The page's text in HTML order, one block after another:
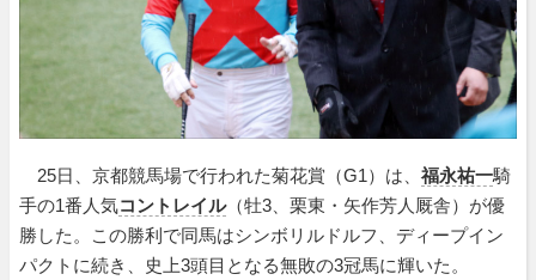
25日、京都競馬場で行われた菊花賞（G1）は、 福永祐一騎
手の1番人気コントレイル（牡3、栗東・矢作芳人厩舎）が優
勝した。この勝利で同馬はシンボリルドルフ、ディープイン
パクトに続き、史上3頭目となる無敗の3冠馬に輝いた。